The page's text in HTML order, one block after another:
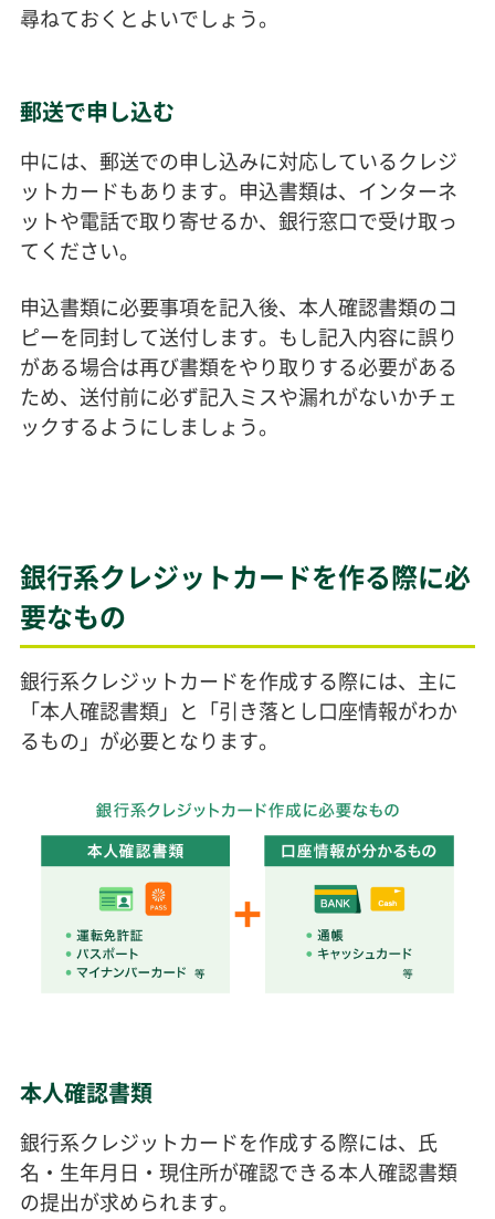
尋ねておくとよいでしょう。
郵送で申し込む
中には、郵送での申し込みに対応しているクレジ
ットカードもあります。申込書類は、インターネ
ットや電話で取り寄せるか、銀行窓口で受け取っ
てください。
申込書類に必要事項を記入後、本人確認書類のコ
ピーを同封して送付します。もし記入内容に誤り
がある場合は再び書類をやり取りする必要がある
ため、送付前に必ず記入ミスや漏れがないかチェ
ックするようにしましょう。
銀行系クレジットカードを作る際に必
要なもの
銀行系クレジットカードを作成する際には、主に
「本人確認書類」と「引き落とし口座情報がわか
るもの」が必要となります。
本人確認書類
銀行系クレジットカードを作成する際には、氏
名・生年月日・現住所が確認できる本人確認書類
の提出が求められます。